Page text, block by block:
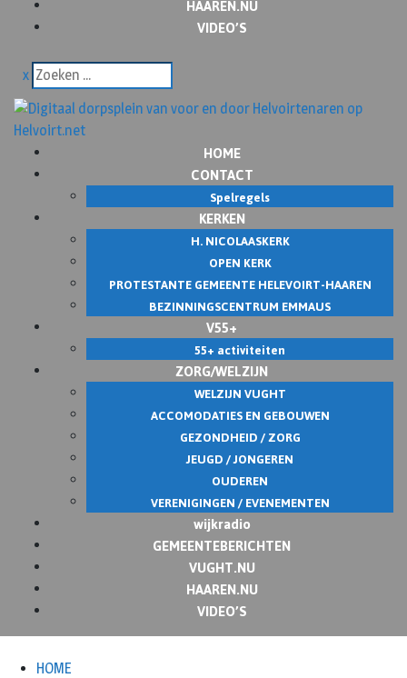
VIDEO’S
x
HOME
CONTACT
Spelregels
KERKEN
H. NICOLAASKERK
OPEN KERK
PROTESTANTE GEMEENTE HELEVOIRT-HAAREN
BEZINNINGSCENTRUM EMMAUS
V55+
55+ activiteiten
ZORG/WELZIJN
WELZIJN VUGHT
ACCOMODATIES EN GEBOUWEN
GEZONDHEID / ZORG
JEUGD / JONGEREN
OUDEREN
VERENIGINGEN / EVENEMENTEN
wijkradio
GEMEENTEBERICHTEN
VUGHT.NU
HAAREN.NU
VIDEO’S
HOME